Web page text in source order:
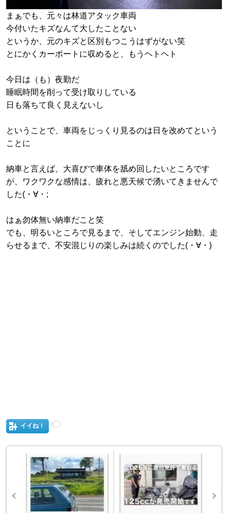
まぁでも、元々は林道アタック車両
今付いたキズなんて大したことない
というか、元のキズと区別もつこうはずがない笑
とにかくカーポートに収めると、もうヘトヘト
今日は（も）夜勤だ
睡眠時間を削って受け取りしている
日も落ちて良く見えないし
ということで、車両をじっくり見るのは日を改めてという
ことに
納車と言えば、大喜びで車体を舐め回したいところです
が、ワクワクな感情は、疲れと悪天候で湧いてきませんで
した(・∀・;
はぁ勿体無い納車だこと笑
でも、明るいところで見るまで、そしてエンジン始動、走
らせるまで、不安混じりの楽しみは続くのでした(・∀・)
イイね！